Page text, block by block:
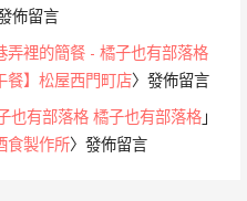
佈留言
弄裡的簡餐 - 橘子也有部落格
餐】松屋西門町店〉發佈留言
也有部落格 橘子也有部落格 」
食製作所〉發佈留言